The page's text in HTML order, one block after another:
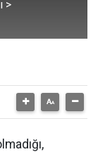
>